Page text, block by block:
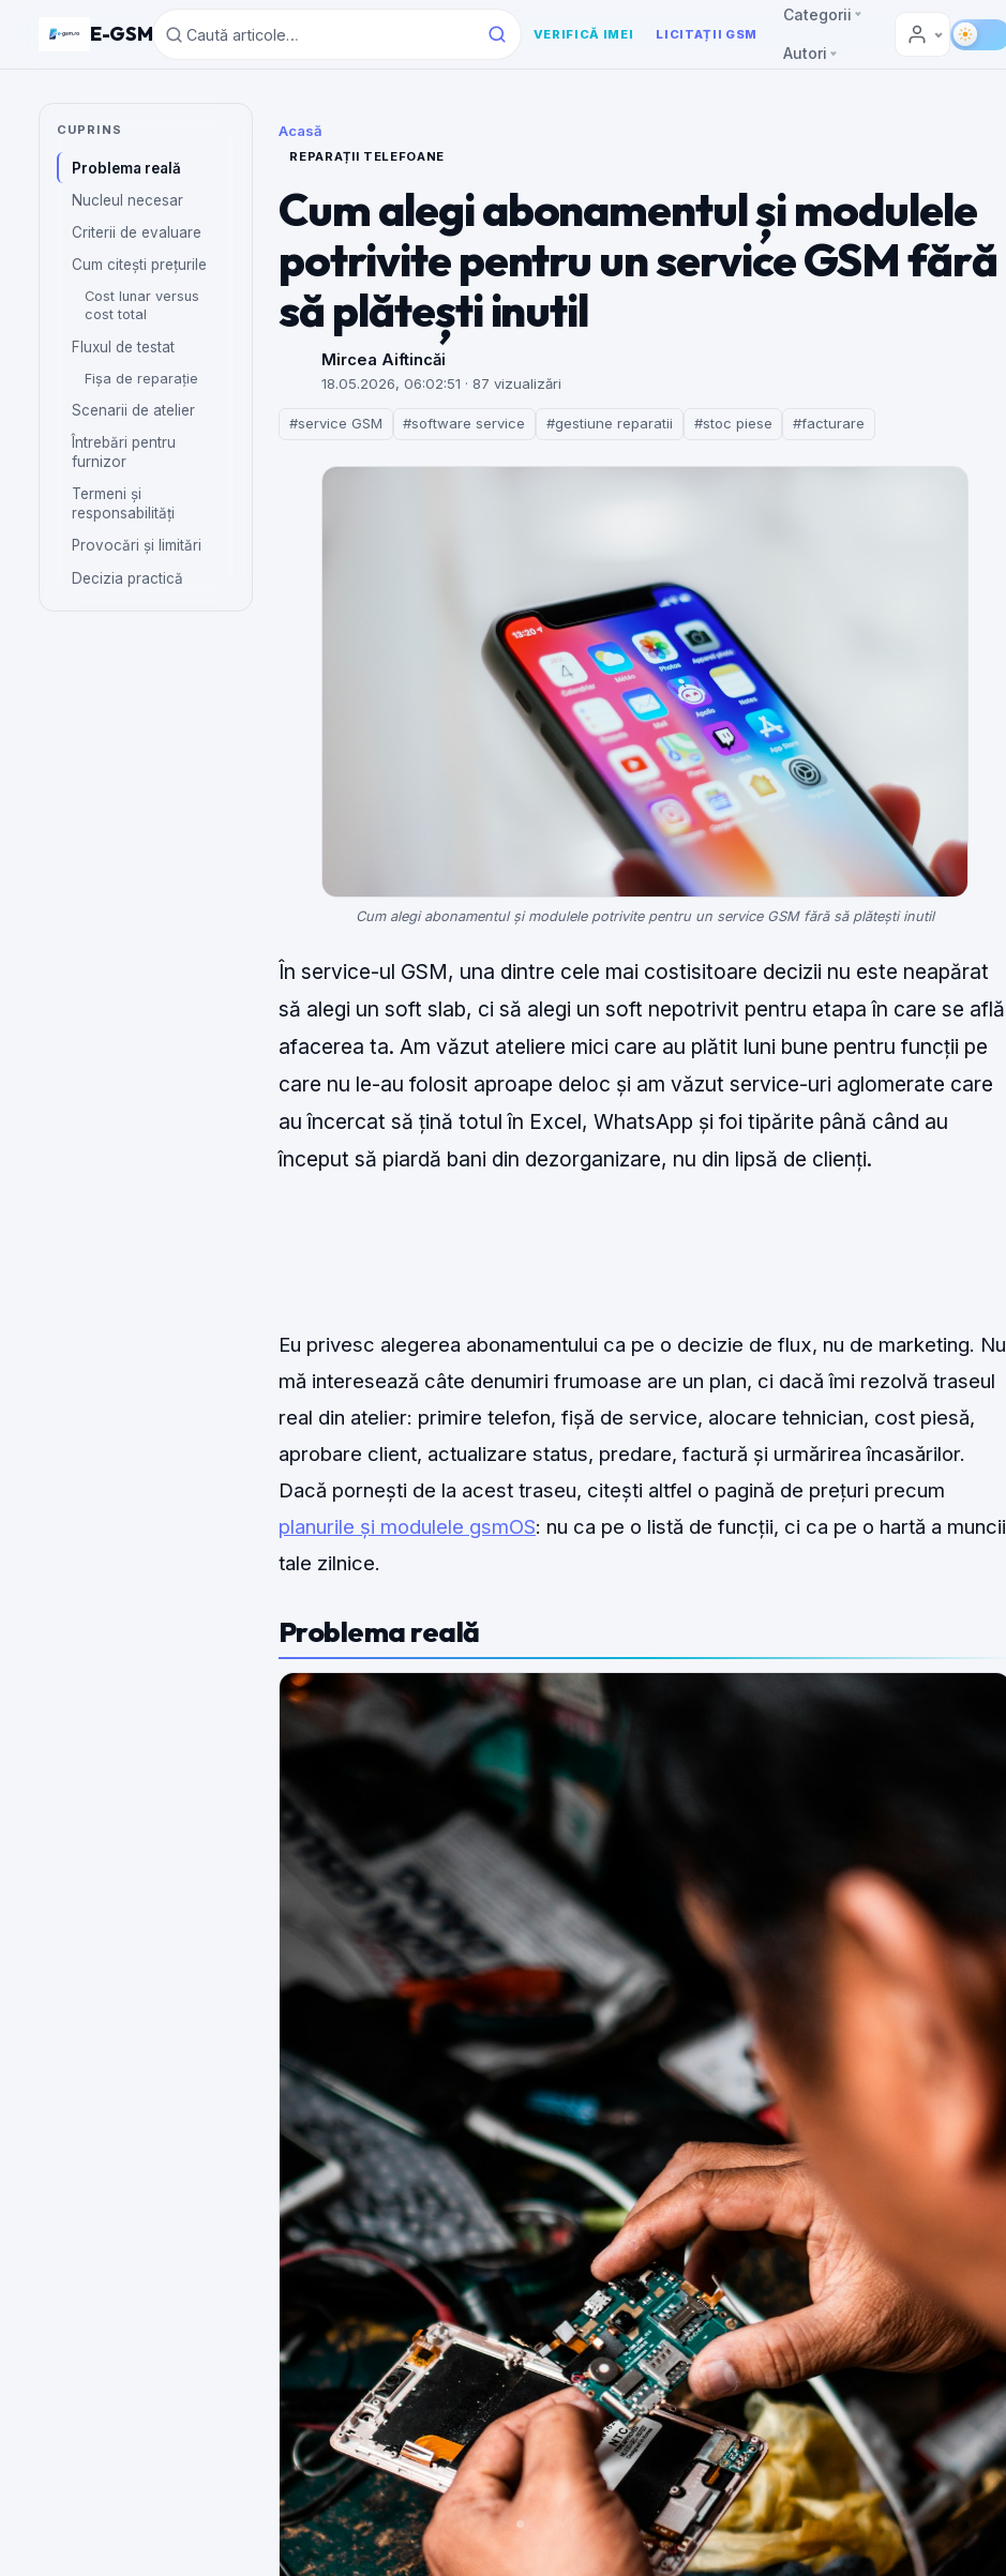
E-GSM VERIFICĂ IMEI LICITAȚII GSM
Categorii
Autori
CUPRINS
Problema reală
Nucleul necesar
Criterii de evaluare
Cum citești prețurile
Cost lunar versus
cost total
Fluxul de testat
Fișa de reparație
Scenarii de atelier
Întrebări pentru
furnizor
Termeni și
responsabilități
Provocări și limitări
Decizia practică
Acasă
REPARAȚII TELEFOANE
Cum alegi abonamentul și modulele
potrivite pentru un service GSM fără
să plătești inutil
Mircea Aiftincăi
18.05.2026, 06:02:51 · 87 vizualizări
#service GSM #software service #gestiune reparatii #stoc piese #facturare
Cum alegi abonamentul și modulele potrivite pentru un service GSM fără să plătești inutil
În service-ul GSM, una dintre cele mai costisitoare decizii nu este neapărat
să alegi un soft slab, ci să alegi un soft nepotrivit pentru etapa în care se află
afacerea ta. Am văzut ateliere mici care au plătit luni bune pentru funcții pe
care nu le-au folosit aproape deloc și am văzut service-uri aglomerate care
au încercat să țină totul în Excel, WhatsApp și foi tipărite până când au
început să piardă bani din dezorganizare, nu din lipsă de clienți.
Eu privesc alegerea abonamentului ca pe o decizie de flux, nu de marketing. Nu
mă interesează câte denumiri frumoase are un plan, ci dacă îmi rezolvă traseul
real din atelier: primire telefon, fișă de service, alocare tehnician, cost piesă,
aprobare client, actualizare status, predare, factură și urmărirea încasărilor.
Dacă pornești de la acest traseu, citești altfel o pagină de prețuri precum
planurile și modulele gsmOS: nu ca pe o listă de funcții, ci ca pe o hartă a muncii
tale zilnice.
Problema reală